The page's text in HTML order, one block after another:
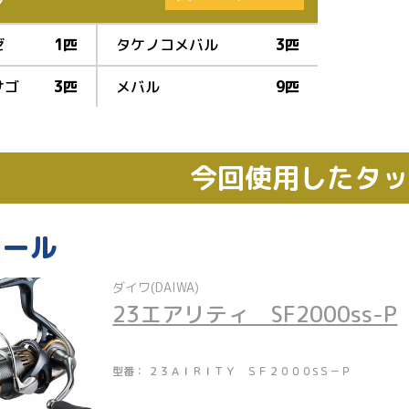
1匹 タケノコメバル 3匹
ゴ 3匹 メバル 9匹
今回使用したタ
ル
ダイワ(DAIWA)
23エアリティ　SF2000ss-P
型番： ２３ＡＩＲＩＴＹ ＳＦ２０００SＳ－Ｐ